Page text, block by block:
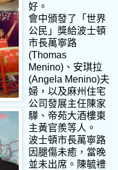
好。
會中頒發了「世界
公民」獎給波士頓
市長萬寧路
(Thomas
Menino)、安琪拉
(Angela Menino)夫
婦，以及麻州住宅
公司發展主任陳家
驊、帝苑大酒樓東
主黃官羨等人。
波士頓市長萬寧路
因腿傷未癒，當晚
並未出席。陳毓禮